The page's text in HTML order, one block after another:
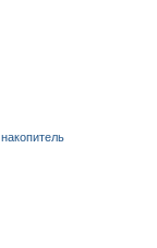
,накопитель